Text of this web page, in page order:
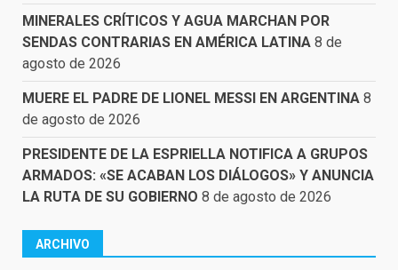
MINERALES CRÍTICOS Y AGUA MARCHAN POR
SENDAS CONTRARIAS EN AMÉRICA LATINA 8 de
agosto de 2026
MUERE EL PADRE DE LIONEL MESSI EN ARGENTINA 8
de agosto de 2026
PRESIDENTE DE LA ESPRIELLA NOTIFICA A GRUPOS
ARMADOS: «SE ACABAN LOS DIÁLOGOS» Y ANUNCIA
LA RUTA DE SU GOBIERNO 8 de agosto de 2026
ARCHIVO